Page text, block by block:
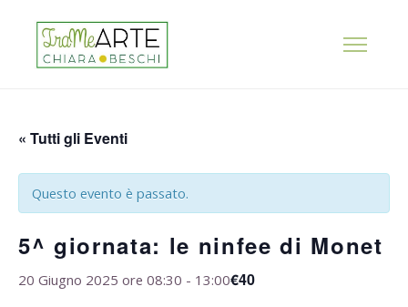
« Tutti gli Eventi
Questo evento è passato.
5^ giornata: le ninfee di Monet
20 Giugno 2025 ore 08:30 - 13:00€40